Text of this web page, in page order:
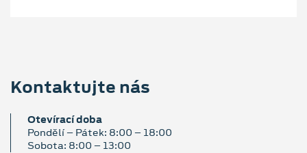
Kontaktujte nás
Otevírací doba
Pondělí – Pátek: 8:00 – 18:00
Sobota: 8:00 – 13:00